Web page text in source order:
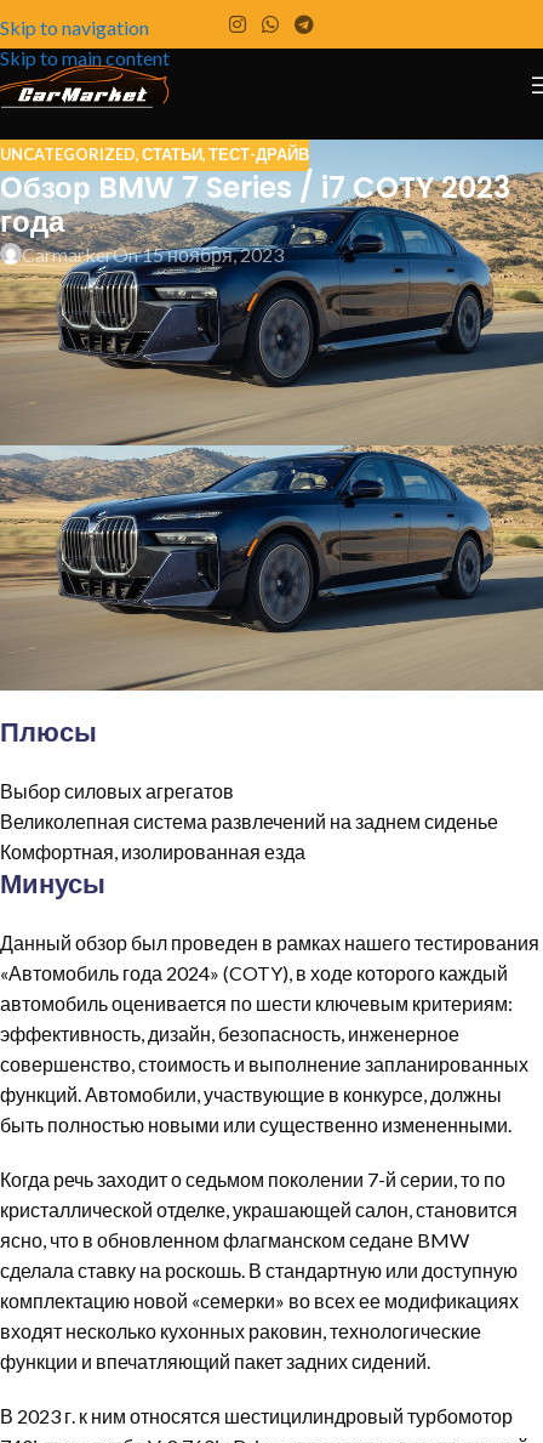
Skip to navigation
Skip to main content
UNCATEGORIZED,СТАТЬИ,ТЕСТ-ДРАЙВ
Обзор BMW 7 Series / i7 COTY 2023
года
CarmarkerOn 15 ноября, 2023
BMW собрала все «плюсы» и «минусы» своей
новой линейки 7 Series, чтобы превзойти
конкурентов.
Плюсы
Выбор силовых агрегатов
Великолепная система развлечений на заднем сиденье
Комфортная, изолированная езда
Минусы
Данный обзор был проведен в рамках нашего тестирования
«Автомобиль года 2024» (COTY), в ходе которого каждый
автомобиль оценивается по шести ключевым критериям:
эффективность, дизайн, безопасность, инженерное
совершенство, стоимость и выполнение запланированных
функций. Автомобили, участвующие в конкурсе, должны
быть полностью новыми или существенно измененными.
Когда речь заходит о седьмом поколении 7-й серии, то по
кристаллической отделке, украшающей салон, становится
ясно, что в обновленном флагманском седане BMW
сделала ставку на роскошь. В стандартную или доступную
комплектацию новой «семерки» во всех ее модификациях
входят несколько кухонных раковин, технологические
функции и впечатляющий пакет задних сидений.
В 2023 г. к ним относятся шестицилиндровый турбомотор